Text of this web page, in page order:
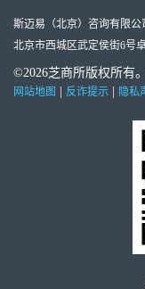
斯迈易（北京）咨询有限公
北京市西城区武定侯街6号
©2026芝商所版权所有
网站地图 反诈提示 隐私